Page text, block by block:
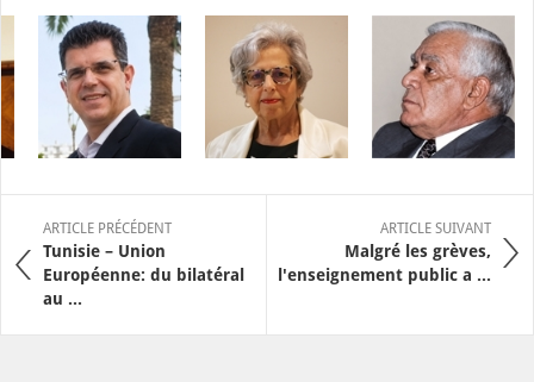
ARTICLE PRÉCÉDENT
Tunisie – Union
Européenne: du bilatéral
au ...
ARTICLE SUIVANT
Malgré les grèves,
l'enseignement public a ...